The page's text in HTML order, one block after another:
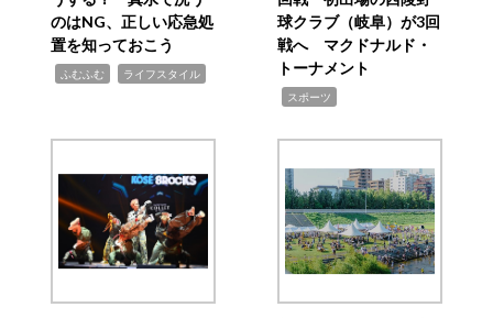
のはNG、正しい応急処
置を知っておこう
ふむふむ ライフスタイル
球クラブ（岐阜）が3回
戦へ マクドナルド・
トーナメント
スポーツ